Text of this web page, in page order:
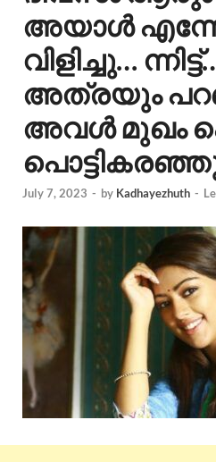
അയാൾ എന്നേ
വിളിച്ചു…
അത്രയും
അവൾ മുഖം
July 7, 2023 - by Kadhayezhuth -